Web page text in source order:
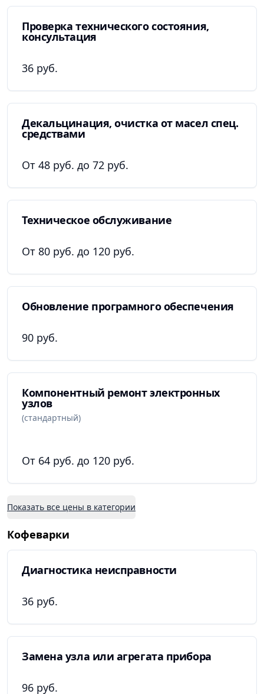
Проверка технического состояния,
консультация
36 руб.
Декальцинация, очистка от масел спец.
средствами
От 48 руб. до 72 руб.
Техническое обслуживание
От 80 руб. до 120 руб.
Обновление програмного обеспечения
90 руб.
Компонентный ремонт электронных
узлов
(стандартный)
От 64 руб. до 120 руб.
Показать все цены в категории
Кофеварки
Диагностика неисправности
36 руб.
Замена узла или агрегата прибора
96 руб.